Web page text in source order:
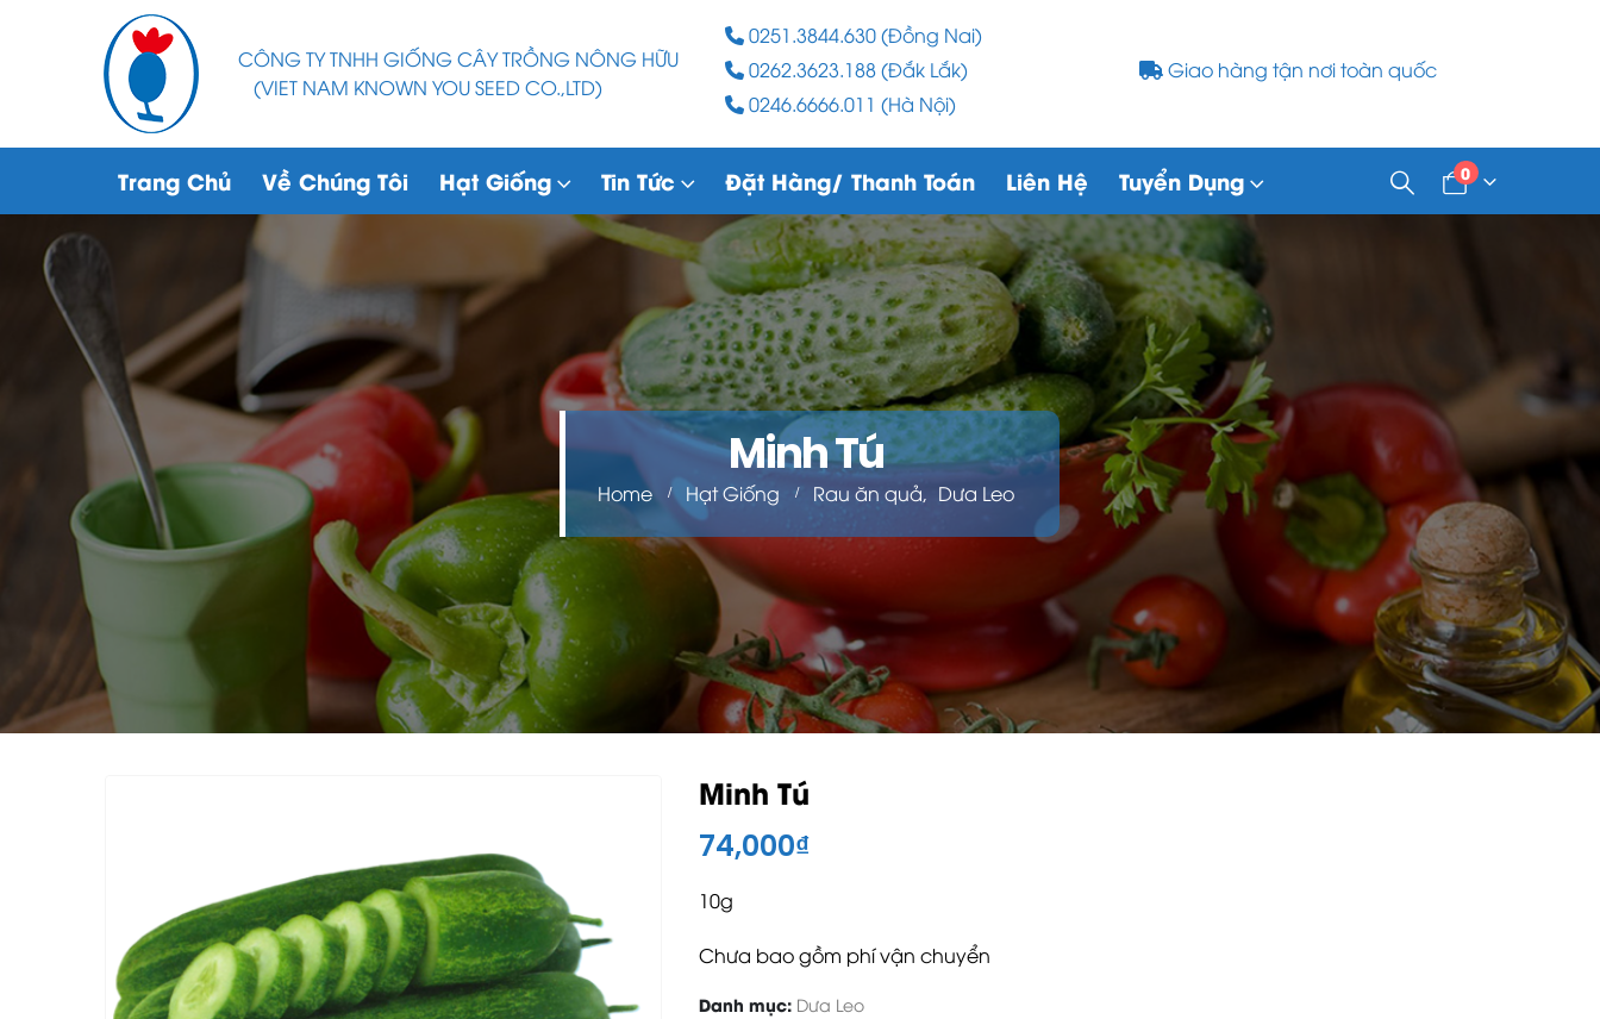
CÔNG TY TNHH GIỐNG CÂY TRỒNG NÔNG HỮU
(VIET NAM KNOWN YOU SEED CO.,LTD)
0251.3844.630 (Đồng Nai)
0262.3623.188 (Đắk Lắk)
0246.6666.011 (Hà Nội)
Giao hàng tận nơi toàn quốc
Trang Chủ Về Chúng Tôi Hạt Giống Tin Tức Đặt Hàng/ Thanh Toán Liên Hệ Tuyển Dụng 0
Minh Tú
Home Hạt Giống Rau ăn quả, Dưa Leo
Minh Tú
74,000₫
10g
Chưa bao gồm phí vận chuyển
Danh mục: Dưa Leo